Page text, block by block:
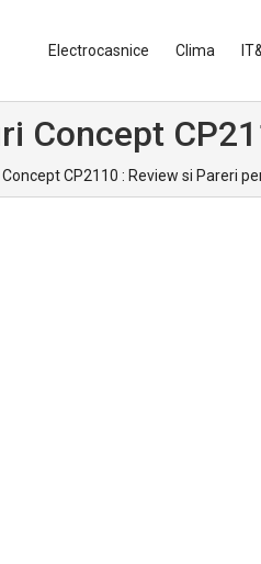
Electrocasnice Clima
Concept
CP2110 : Review si Pareri